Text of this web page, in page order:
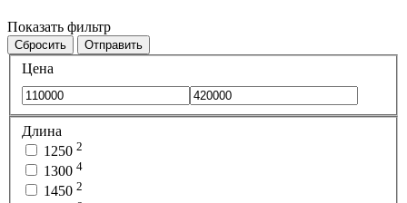
Показать фильтр
Сбросить Отправить
Цена
Длина
1250 2
1300 4
1450 2